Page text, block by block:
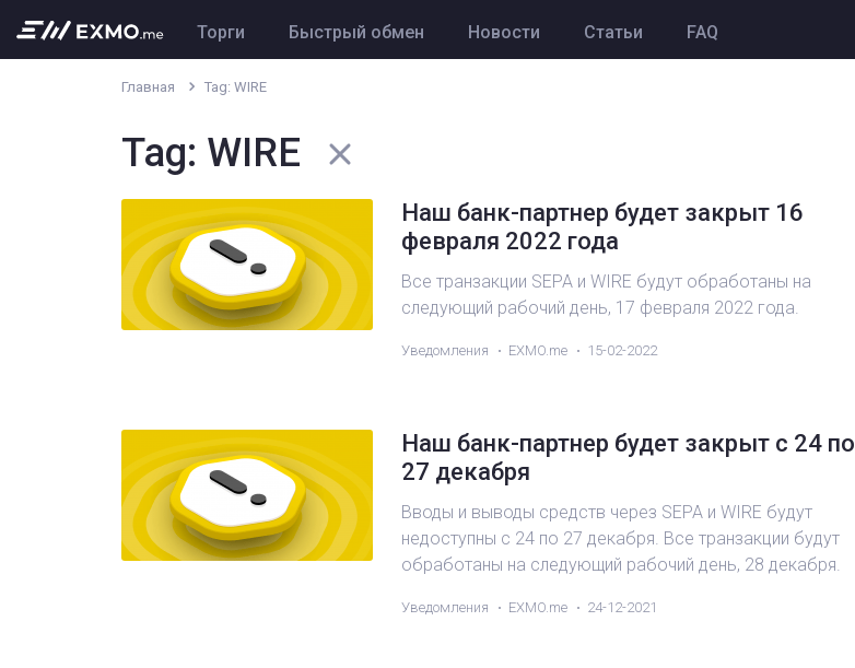
Торги Быстрый обмен Новости Статьи FAQ
Главная Tag: WIRE
Tag: WIRE
Наш банк-партнер будет закрыт 16
февраля 2022 года
Все транзакции SEPA и WIRE будут обработаны на
следующий рабочий день, 17 февраля 2022 года.
Уведомления EXMO.me 15-02-2022
Наш банк-партнер будет закрыт с 24 по
27 декабря
Вводы и выводы средств через SEPA и WIRE будут
недоступны с 24 по 27 декабря. Все транзакции будут
обработаны на следующий рабочий день, 28 декабря.
Уведомления EXMO.me 24-12-2021